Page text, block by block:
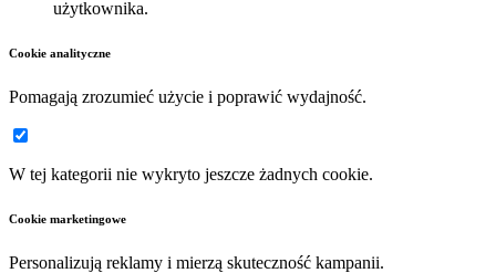
użytkownika.
Cookie analityczne
Pomagają zrozumieć użycie i poprawić wydajność.
W tej kategorii nie wykryto jeszcze żadnych cookie.
Cookie marketingowe
Personalizują reklamy i mierzą skuteczność kampanii.